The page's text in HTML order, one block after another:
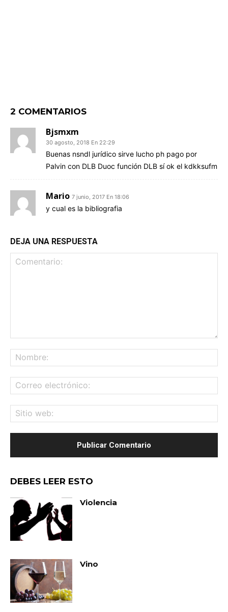
2 COMENTARIOS
Bjsmxm
30 agosto, 2018 En 22:29
Buenas nsndl jurídico sirve lucho ph pago por
Palvin con DLB Duoc función DLB sí ok el kdkksufm
Mario 7 junio, 2017 En 18:06
y cual es la bibliografia
DEJA UNA RESPUESTA
DEBES LEER ESTO
Violencia
Vino